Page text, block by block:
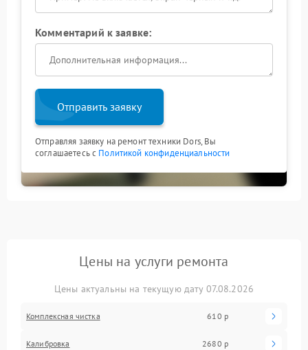
Комментарий к заявке:
Отправить заявку
Отправляя заявку на ремонт техники Dors, Вы
соглашаетесь с Политикой конфиденциальности
Цены на услуги ремонта
Цены актуальны на текущую дату 07.08.2026
Комплексная чистка 610 р
Калибровка 2680 р